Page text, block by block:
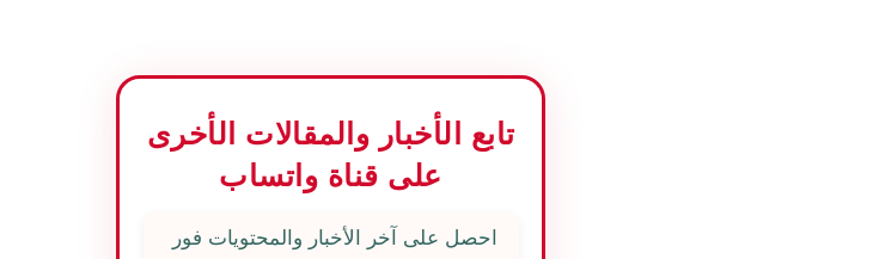
تابع الأخبار والمقالات الأخرى
على قناة واتساب
احصل على آخر الأخبار والمحتويات فور